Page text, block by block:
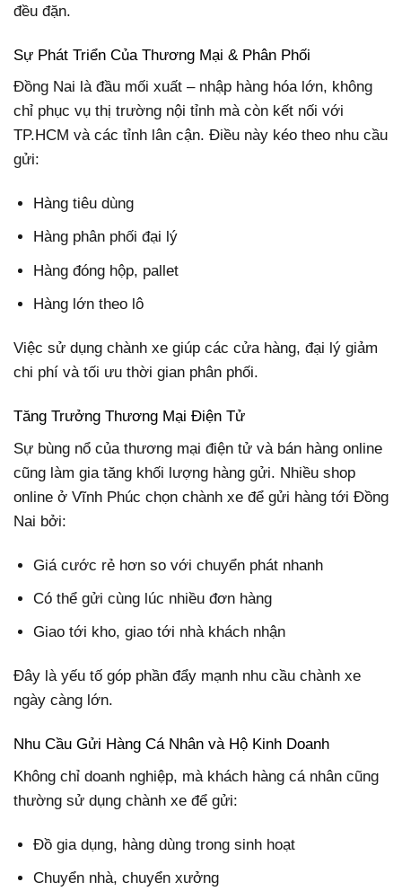
đều đặn.
Sự Phát Triển Của Thương Mại & Phân Phối
Đồng Nai là đầu mối xuất – nhập hàng hóa lớn, không
chỉ phục vụ thị trường nội tỉnh mà còn kết nối với
TP.HCM và các tỉnh lân cận. Điều này kéo theo nhu cầu
gửi:
Hàng tiêu dùng
Hàng phân phối đại lý
Hàng đóng hộp, pallet
Hàng lớn theo lô
Việc sử dụng chành xe giúp các cửa hàng, đại lý giảm
chi phí và tối ưu thời gian phân phối.
Tăng Trưởng Thương Mại Điện Tử
Sự bùng nổ của thương mại điện tử và bán hàng online
cũng làm gia tăng khối lượng hàng gửi. Nhiều shop
online ở Vĩnh Phúc chọn chành xe để gửi hàng tới Đồng
Nai bởi:
Giá cước rẻ hơn so với chuyển phát nhanh
Có thể gửi cùng lúc nhiều đơn hàng
Giao tới kho, giao tới nhà khách nhận
Đây là yếu tố góp phần đẩy mạnh nhu cầu chành xe
ngày càng lớn.
Nhu Cầu Gửi Hàng Cá Nhân và Hộ Kinh Doanh
Không chỉ doanh nghiệp, mà khách hàng cá nhân cũng
thường sử dụng chành xe để gửi:
Đồ gia dụng, hàng dùng trong sinh hoạt
Chuyển nhà, chuyển xưởng